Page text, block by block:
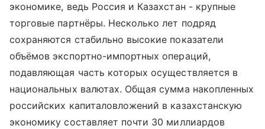
экономике, ведь Россия и Казахстан - крупные
торговые партнёры. Несколько лет подряд
сохраняются стабильно высокие показатели
объёмов экспортно-импортных операций,
подавляющая часть которых осуществляется в
национальных валютах. Общая сумма накопленных
российских капиталовложений в казахстанскую
экономику составляет почти 30 миллиардов